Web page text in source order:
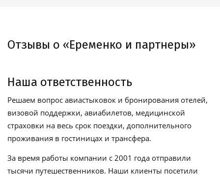
Отзывы о «Еременко и партнеры»
Наша ответственность
Решаем вопрос авиастыковок и бронирования отелей,
визовой поддержки, авиабилетов, медицинской
страховки на весь срок поездки, дополнительного
проживания в гостиницах и трансфера.
За время работы компании с 2001 года отправили
тысячи путешественников. Наши клиенты посетили